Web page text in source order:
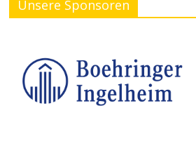
Unsere Sponsoren